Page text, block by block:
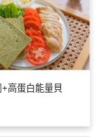
高蛋白能量貝